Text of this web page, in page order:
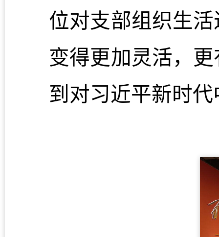
位对支部组织生
变得更加灵活，
到对习近平新时